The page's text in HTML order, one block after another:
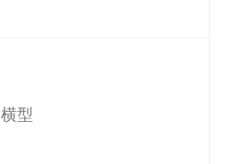
横型